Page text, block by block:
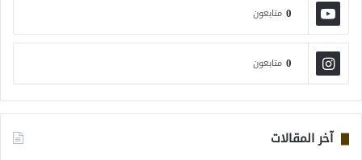
0 متابعون
0 متابعون
آخر المقالات